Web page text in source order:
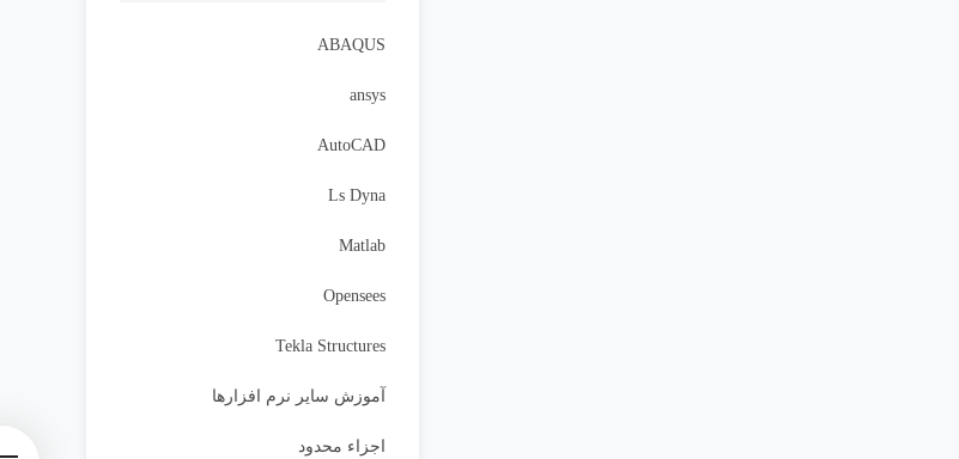
ABAQUS
ansys
AutoCAD
Ls Dyna
Matlab
Opensees
Tekla Structures
آموزش سایر نرم افزارها
اجزاء محدود